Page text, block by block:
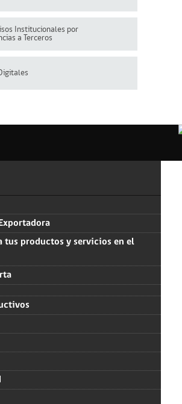
Institucionales por
a Terceros
tus productos y servicios en el